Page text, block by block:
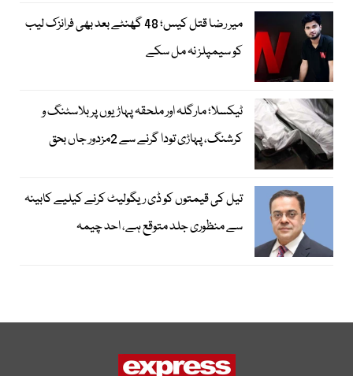
میر رضا قتل کیس؛ 48 گھنٹے بعد بھی فرانزک لیب
کو سیمپلز نہ مل سکے
ٹیکسلا؛ مارگلہ اور ملحقہ پہاڑیوں پر بلاسٹنگ و
کرشنگ، پہاڑی تودا گرنے سے 2مزدور جاں بحق
تیل کی قیمتوں کو ڈی ریگولیٹ کرنے کیلیے کابینہ
سے منظوری جلد متوقع ہے، احد چیمہ